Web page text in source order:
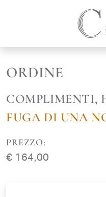
ORDINE
COMPLIMENTI,
FUGA DI UNA
PREZZO:
€ 164,00